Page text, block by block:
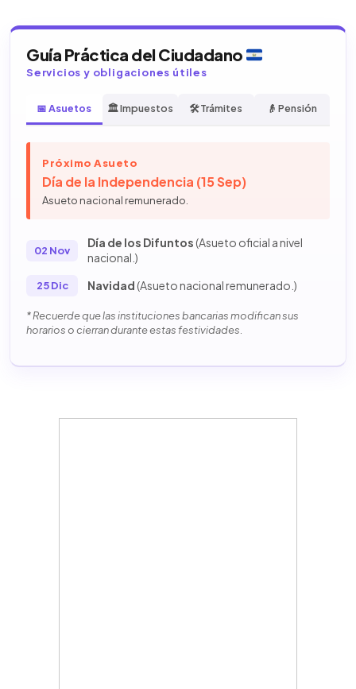
Guía Práctica del Ciudadano
Servicios y obligaciones útiles
📅 Asuetos 🏛️ Impuestos 🛠️ Trámites 👴 Pensión
Próximo Asueto
Día de la Independencia (15 Sep)
Asueto nacional remunerado.
02 Nov
Día de los Difuntos(Asueto oficial a nivel
nacional.)
25 Dic Navidad(Asueto nacional remunerado.)
* Recuerde que las instituciones bancarias modifican sus
horarios o cierran durante estas festividades.